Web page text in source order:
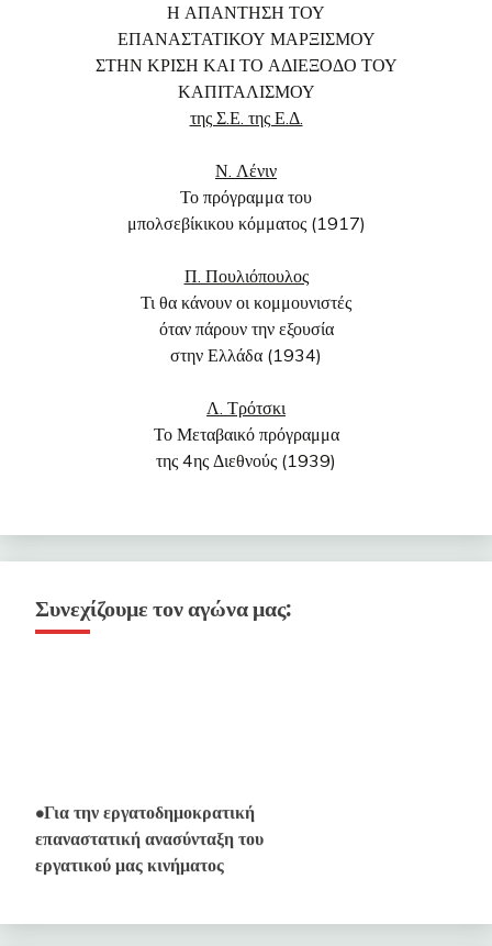
Η ΑΠΑΝΤΗΣΗ ΤΟΥ
ΕΠΑΝΑΣΤΑΤΙΚΟΥ ΜΑΡΞΙΣΜΟΥ
ΣΤΗΝ ΚΡΙΣΗ ΚΑΙ ΤΟ ΑΔΙΕΞΟΔΟ ΤΟΥ
ΚΑΠΙΤΑΛΙΣΜΟΥ
της Σ.Ε. της Ε.Δ.
Ν. Λένιν
Το πρόγραμμα του
μπολσεβίκικου κόμματος (1917)
Π. Πουλιόπουλος
Τι θα κάνουν οι κομμουνιστές
όταν πάρουν την εξουσία
στην Ελλάδα (1934)
Λ. Τρότσκι
Το Μεταβαικό πρόγραμμα
της 4ης Διεθνούς (1939)
Συνεχίζουμε τον αγώνα μας:
•Για την εργατοδημοκρατική
επαναστατική ανασύνταξη του
εργατικού μας κινήματος
Ταξικής Πάλης